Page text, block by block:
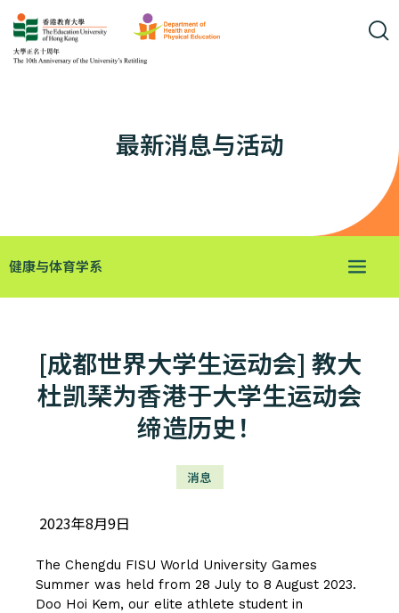
最新消息与活动
健康与体育学系
[成都世界大学生运动会] 教大
杜凯琹为香港于大学生运动会
缔造历史！
消息
2023年8月9日
The Chengdu FISU World University Games
Summer was held from 28 July to 8 August 2023.
Doo Hoi Kem, our elite athlete student in